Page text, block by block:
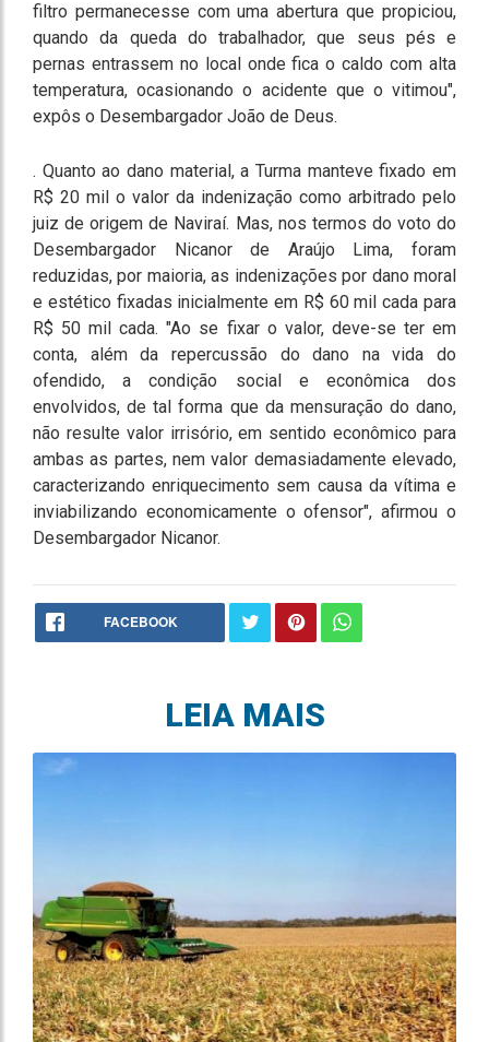
filtro permanecesse com uma abertura que propiciou,
quando da queda do trabalhador, que seus pés e
pernas entrassem no local onde fica o caldo com alta
temperatura, ocasionando o acidente que o vitimou",
expôs o Desembargador João de Deus.
. Quanto ao dano material, a Turma manteve fixado em
R$ 20 mil o valor da indenização como arbitrado pelo
juiz de origem de Naviraí. Mas, nos termos do voto do
Desembargador Nicanor de Araújo Lima, foram
reduzidas, por maioria, as indenizações por dano moral
e estético fixadas inicialmente em R$ 60 mil cada para
R$ 50 mil cada. "Ao se fixar o valor, deve-se ter em
conta, além da repercussão do dano na vida do
ofendido, a condição social e econômica dos
envolvidos, de tal forma que da mensuração do dano,
não resulte valor irrisório, em sentido econômico para
ambas as partes, nem valor demasiadamente elevado,
caracterizando enriquecimento sem causa da vítima e
inviabilizando economicamente o ofensor", afirmou o
Desembargador Nicanor.
FACEBOOK
LEIA MAIS